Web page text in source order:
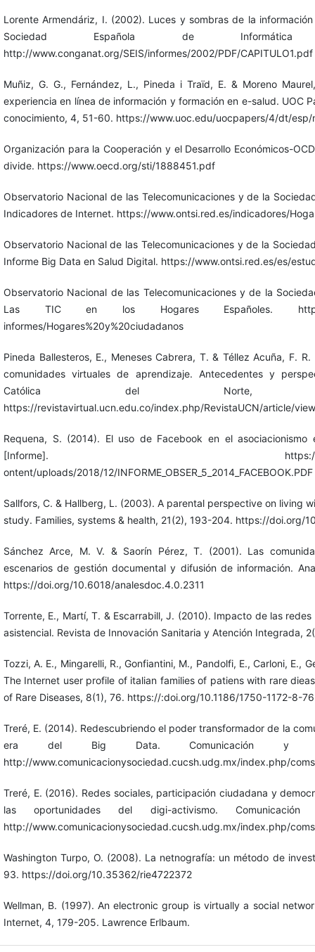
Lorente Armendáriz, I. (2002). Luces y sombras de la
Sociedad Española de
http://www.conganat.org/SEIS/informes/2002/PDF/CAPITULO1.pdf
Muñiz, G. G., Fernández, L., Pineda i Traïd, E. & Moreno
experiencia en línea de información y formación en e-salud. UOC
conocimiento, 4, 51-60. https://www.uoc.edu/uocpapers/4/dt/esp/
Organización para la Cooperación y el Desarrollo Económicos-
divide. https://www.oecd.org/sti/1888451.pdf
Observatorio Nacional de las Telecomunicaciones y de la
Indicadores de Internet. https://www.ontsi.red.es/indicadores/
Observatorio Nacional de las Telecomunicaciones y de la
Informe Big Data en Salud Digital. https://www.ontsi.red.es/es/
Observatorio Nacional de las Telecomunicaciones y de la
Las TIC en los Hogares Españoles. https://
informes/Hogares%20y%20ciudadanos
Pineda Ballesteros, E., Meneses Cabrera, T. & Téllez Acuña, F.
comunidades virtuales de aprendizaje. Antecedentes y
Católica del Norte,
https://revistavirtual.ucn.edu.co/index.php/RevistaUCN/article/
Requena, S. (2014). El uso de Facebook en el
[Informe]. https://
ontent/uploads/2018/12/INFORME_OBSER_5_2014_FACEBOOK.PDF
Sallfors, C. & Hallberg, L. (2003). A parental perspective on living
study. Families, systems & health, 21(2), 193-204. https://doi.org/
Sánchez Arce, M. V. & Saorín Pérez, T. (2001). Las
escenarios de gestión documental y difusión de información.
https://doi.org/10.6018/analesdoc.4.0.2311
Torrente, E., Martí, T. & Escarrabill, J. (2010). Impacto de las
asistencial. Revista de Innovación Sanitaria y Atención Integrada,
Tozzi, A. E., Mingarelli, R., Gonfiantini, M., Pandolfi, E., Carloni, E.,
The Internet user profile of italian families of patiens with rare
of Rare Diseases, 8(1), 76. https://:doi.org/10.1186/1750-1172-8-76
Treré, E. (2014). Redescubriendo el poder transformador de la
era del Big Data. Comunicación y
http://www.comunicacionysociedad.cucsh.udg.mx/index.php/
Treré, E. (2016). Redes sociales, participación ciudadana y
las oportunidades del digi-activismo.
http://www.comunicacionysociedad.cucsh.udg.mx/index.php/
Washington Turpo, O. (2008). La netnografía: un método de
93. https://doi.org/10.35362/rie4722372
Wellman, B. (1997). An electronic group is virtually a social
Internet, 4, 179-205. Lawrence Erlbaum.